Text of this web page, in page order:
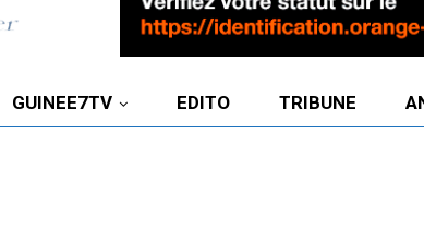
GUINEE7TV EDITO TRIBUNE